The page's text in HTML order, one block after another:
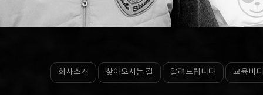
회사소개 찾아오시는 길 알려드립니다 교육비